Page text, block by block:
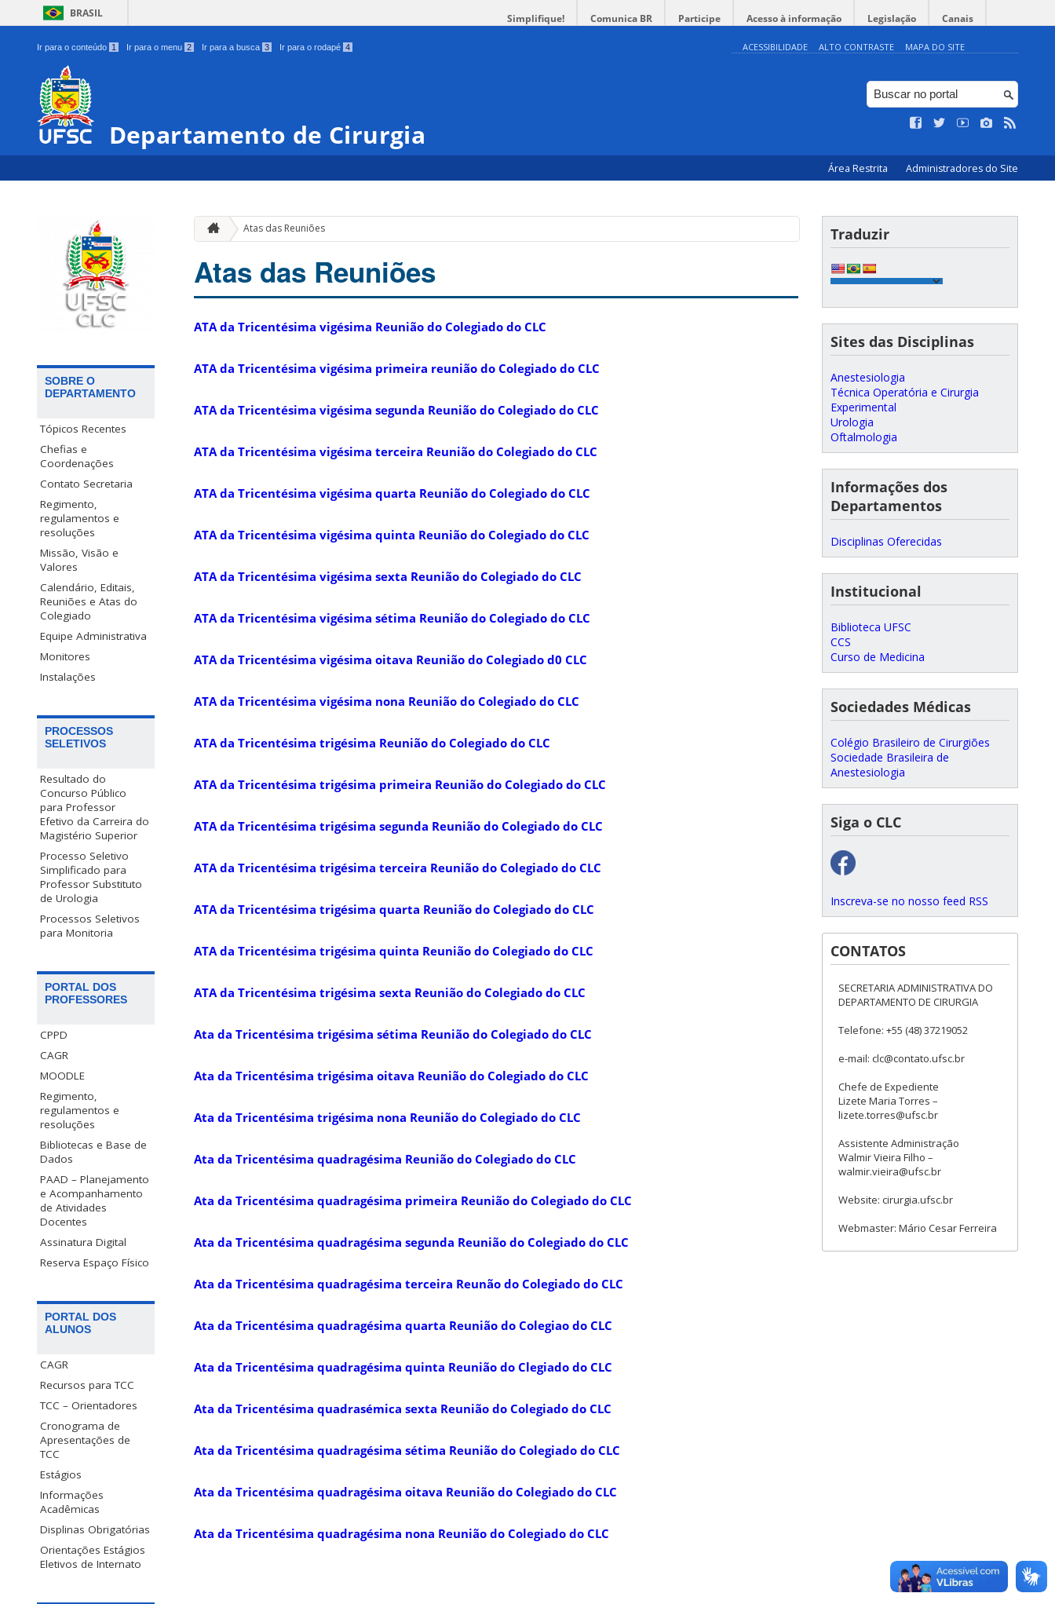
BRASIL Simplifique! Comunica BR Participe Acesso à informação Legislação Canais
Ir para o conteúdo 1 Ir para o menu 2 Ir para a busca 3 Ir para o rodapé 4 ACESSIBILIDADE ALTO CONTRASTE MAPA DO SITE
Departamento de Cirurgia
Área Restrita Administradores do Site
SOBRE O
DEPARTAMENTO
Tópicos Recentes
Chefias e
Coordenações
Contato Secretaria
Regimento,
regulamentos e
resoluções
Missão, Visão e
Valores
Calendário, Editais,
Reuniões e Atas do
Colegiado
Equipe Administrativa
Monitores
Instalações
PROCESSOS
SELETIVOS
Resultado do
Concurso Público
para Professor
Efetivo da Carreira do
Magistério Superior
Processo Seletivo
Simplificado para
Professor Substituto
de Urologia
Processos Seletivos
para Monitoria
PORTAL DOS
PROFESSORES
CPPD
CAGR
MOODLE
Regimento,
regulamentos e
resoluções
Bibliotecas e Base de
Dados
PAAD – Planejamento
e Acompanhamento
de Atividades
Docentes
Assinatura Digital
Reserva Espaço Físico
PORTAL DOS
ALUNOS
CAGR
Recursos para TCC
TCC – Orientadores
Cronograma de
Apresentações de
TCC
Estágios
Informações
Acadêmicas
Displinas Obrigatórias
Orientações Estágios
Eletivos de Internato
Atas das Reuniões
Atas das Reuniões
ATA da Tricentésima vigésima Reunião do Colegiado do CLC
ATA da Tricentésima vigésima primeira reunião do Colegiado do CLC
ATA da Tricentésima vigésima segunda Reunião do Colegiado do CLC
ATA da Tricentésima vigésima terceira Reunião do Colegiado do CLC
ATA da Tricentésima vigésima quarta Reunião do Colegiado do CLC
ATA da Tricentésima vigésima quinta Reunião do Colegiado do CLC
ATA da Tricentésima vigésima sexta Reunião do Colegiado do CLC
ATA da Tricentésima vigésima sétima Reunião do Colegiado do CLC
ATA da Tricentésima vigésima oitava Reunião do Colegiado d0 CLC
ATA da Tricentésima vigésima nona Reunião do Colegiado do CLC
ATA da Tricentésima trigésima Reunião do Colegiado do CLC
ATA da Tricentésima trigésima primeira Reunião do Colegiado do CLC
ATA da Tricentésima trigésima segunda Reunião do Colegiado do CLC
ATA da Tricentésima trigésima terceira Reunião do Colegiado do CLC
ATA da Tricentésima trigésima quarta Reunião do Colegiado do CLC
ATA da Tricentésima trigésima quinta Reunião do Colegiado do CLC
ATA da Tricentésima trigésima sexta Reunião do Colegiado do CLC
Ata da Tricentésima trigésima sétima Reunião do Colegiado do CLC
Ata da Tricentésima trigésima oitava Reunião do Colegiado do CLC
Ata da Tricentésima trigésima nona Reunião do Colegiado do CLC
Ata da Tricentésima quadragésima Reunião do Colegiado do CLC
Ata da Tricentésima quadragésima primeira Reunião do Colegiado do CLC
Ata da Tricentésima quadragésima segunda Reunião do Colegiado do CLC
Ata da Tricentésima quadragésima terceira Reunão do Colegiado do CLC
Ata da Tricentésima quadragésima quarta Reunião do Colegiao do CLC
Ata da Tricentésima quadragésima quinta Reunião do Clegiado do CLC
Ata da Tricentésima quadrasémica sexta Reunião do Colegiado do CLC
Ata da Tricentésima quadragésima sétima Reunião do Colegiado do CLC
Ata da Tricentésima quadragésima oitava Reunião do Colegiado do CLC
Ata da Tricentésima quadragésima nona Reunião do Colegiado do CLC
Traduzir
Sites das Disciplinas
Anestesiologia
Técnica Operatória e Cirurgia
Experimental
Urologia
Oftalmologia
Informações dos
Departamentos
Disciplinas Oferecidas
Institucional
Biblioteca UFSC
CCS
Curso de Medicina
Sociedades Médicas
Colégio Brasileiro de Cirurgiões
Sociedade Brasileira de
Anestesiologia
Siga o CLC
Inscreva-se no nosso feed RSS
CONTATOS
SECRETARIA ADMINISTRATIVA DO
DEPARTAMENTO DE CIRURGIA
Telefone: +55 (48) 37219052
e-mail: clc@contato.ufsc.br
Chefe de Expediente
Lizete Maria Torres –
lizete.torres@ufsc.br
Assistente Administração
Walmir Vieira Filho –
walmir.vieira@ufsc.br
Website: cirurgia.ufsc.br
Webmaster: Mário Cesar Ferreira